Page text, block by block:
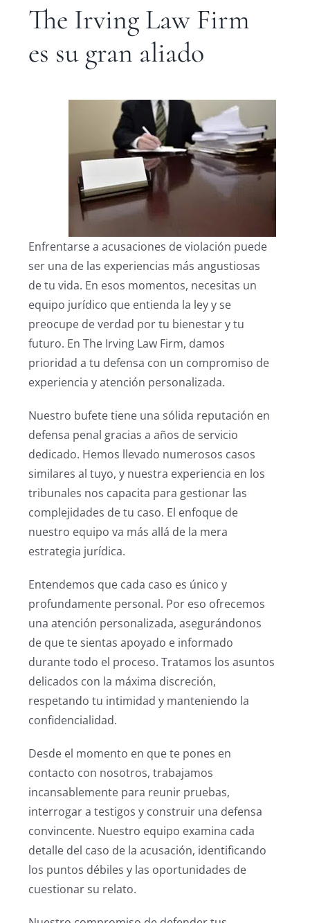
The Irving Law Firm
es su gran aliado
Enfrentarse a acusaciones de violación puede
ser una de las experiencias más angustiosas
de tu vida. En esos momentos, necesitas un
equipo jurídico que entienda la ley y se
preocupe de verdad por tu bienestar y tu
futuro. En The Irving Law Firm, damos
prioridad a tu defensa con un compromiso de
experiencia y atención personalizada.
Nuestro bufete tiene una sólida reputación en
defensa penal gracias a años de servicio
dedicado. Hemos llevado numerosos casos
similares al tuyo, y nuestra experiencia en los
tribunales nos capacita para gestionar las
complejidades de tu caso. El enfoque de
nuestro equipo va más allá de la mera
estrategia jurídica.
Entendemos que cada caso es único y
profundamente personal. Por eso ofrecemos
una atención personalizada, asegurándonos
de que te sientas apoyado e informado
durante todo el proceso. Tratamos los asuntos
delicados con la máxima discreción,
respetando tu intimidad y manteniendo la
confidencialidad.
Desde el momento en que te pones en
contacto con nosotros, trabajamos
incansablemente para reunir pruebas,
interrogar a testigos y construir una defensa
convincente. Nuestro equipo examina cada
detalle del caso de la acusación, identificando
los puntos débiles y las oportunidades de
cuestionar su relato.